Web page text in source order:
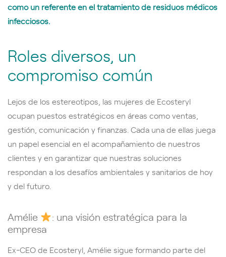
como un referente en el tratamiento de residuos médicos
infecciosos.
Roles diversos, un
compromiso común
Lejos de los estereotipos, las mujeres de Ecosteryl
ocupan puestos estratégicos en áreas como ventas,
gestión, comunicación y finanzas. Cada una de ellas juega
un papel esencial en el acompañamiento de nuestros
clientes y en garantizar que nuestras soluciones
respondan a los desafíos ambientales y sanitarios de hoy
y del futuro.
Amélie
: una visión estratégica para la
empresa
Ex-CEO de Ecosteryl, Amélie sigue formando parte del